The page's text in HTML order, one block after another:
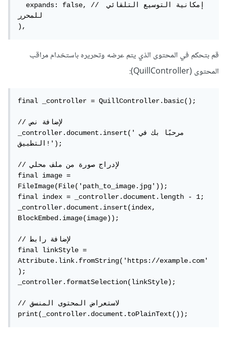
  expands: false, // إمكانية التوسيع التلقائي
للمحرر
),
قم بتحكم في المحتوى الذي يتم عرضه وتحريره باستخدام مراقب
المحتوى (QuillController):
final _controller = QuillController.basic();
// لإضافة نص
_controller.document.insert('مرحبًا بك في
التطبيق!');
// لإدراج صورة من ملف محلي
final image =
FileImage(File('path_to_image.jpg'));
final index = _controller.document.length - 1;
_controller.document.insert(index,
BlockEmbed.image(image));
// لإضافة رابط
final linkStyle =
Attribute.link.fromString('https://example.com'
);
_controller.formatSelection(linkStyle);
// لاستعراض المحتوى المنسق
print(_controller.document.toPlainText());